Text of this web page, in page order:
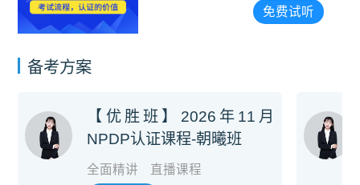
免费试听
备考方案
【优胜班】2026年11月
NPDP认证课程-朝曦班
全面精讲 直播课程